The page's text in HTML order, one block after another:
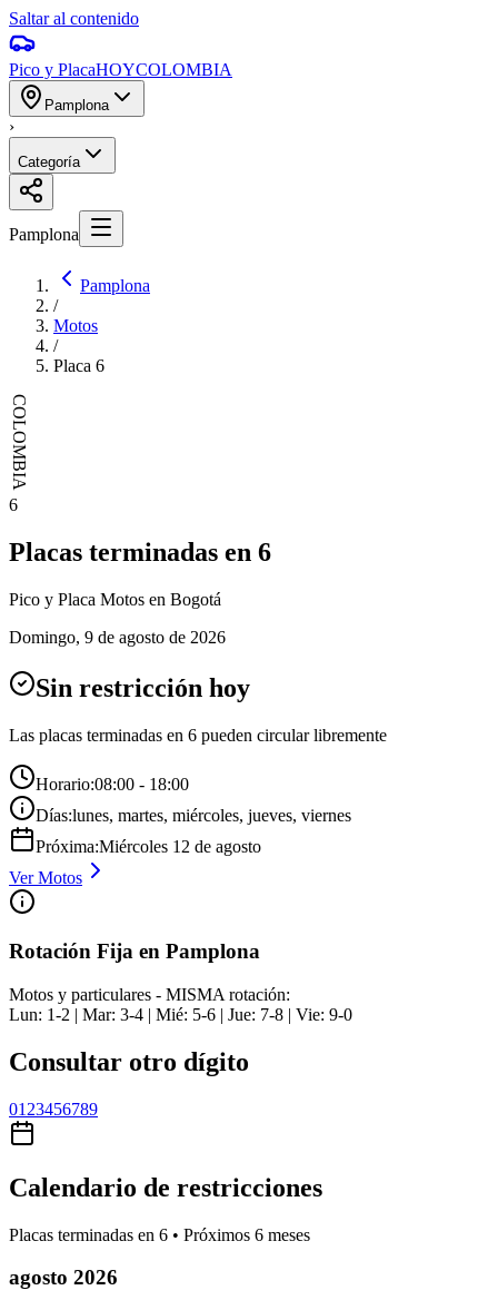
Saltar al contenido
Pico y PlacaHOYCOLOMBIA
Pamplona
›
Categoría
Pamplona
Pamplona
/
Motos
/
Placa 6
COLOMBIA
6
Placas terminadas en 6
Pico y Placa Motos en Bogotá
Domingo, 9 de agosto de 2026
Sin restricción hoy
Las placas terminadas en 6 pueden circular libremente
Horario:08:00 - 18:00
Días:lunes, martes, miércoles, jueves, viernes
Próxima:Miércoles 12 de agosto
VerMotos
Rotación Fija en Pamplona
Motos y particulares - MISMA rotación:
Lun: 1-2 | Mar: 3-4 | Mié: 5-6 | Jue: 7-8 | Vie: 9-0
Consultar otro dígito
01 23456789
Calendario de restricciones
Placas terminadas en 6 • Próximos 6 meses
agosto 2026